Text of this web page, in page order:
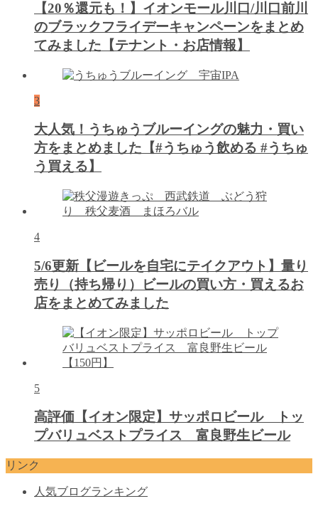
【20％還元も！】イオンモール川口/川口前川
のブラックフライデーキャンペーンをまとめ
てみました【テナント・お店情報】
3
大人気！うちゅうブルーイングの魅力・買い
方をまとめました【#うちゅう飲める #うちゅ
う買える】
4
5/6更新【ビールを自宅にテイクアウト】量り
売り（持ち帰り）ビールの買い方・買えるお
店をまとめてみました
5
高評価【イオン限定】サッポロビール トッ
プバリュベストプライス 富良野生ビール
リンク
人気ブログランキング